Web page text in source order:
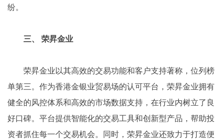
纷。
三、 荣昇金业
荣昇金业以其高效的交易功能和客户支持著称，位列榜
单第三。作为香港金银业贸易场的认可平台，荣昇金业拥有
健全的风控体系和高效的市场数据支持，在行业内树立了良
好口碑。平台提供智能化的交易工具和创新型产品，帮助投
资者抓住每一个交易机会。同时，荣昇金业还致力于打造便